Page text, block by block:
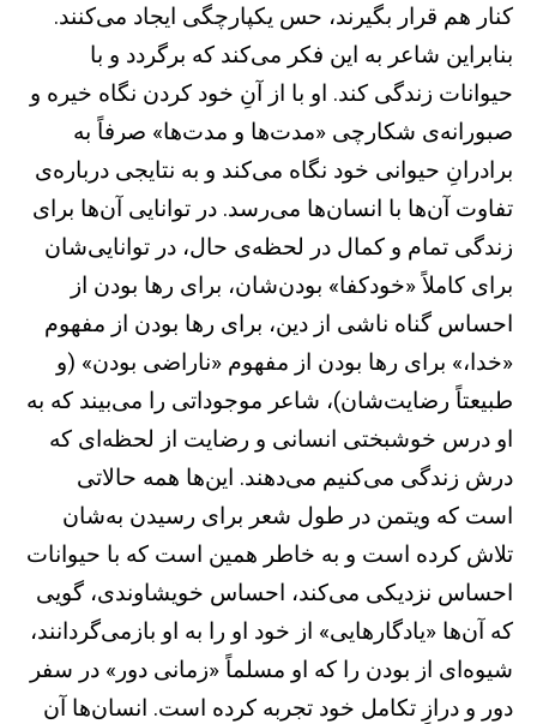
کنار هم قرار بگیرند، حس یکپارچگی ایجاد می‌کنند.
بنابراین شاعر به این فکر می‌کند که برگردد و با
حیوانات زندگی کند. او با از آنِ خود کردن نگاه خیره و
صبورانه‌ی شکارچی «مدت‌ها و مدت‌ها» صرفاً به
برادرانِ حیوانی خود نگاه می‌کند و به نتایجی درباره‌ی
تفاوت آن‌ها با انسان‌ها می‌رسد. در توانایی آن‌ها برای
زندگی تمام و کمال در لحظه‌ی حال، در توانایی‌شان
برای کاملاً «خودکفا» بودن‌شان، برای رها بودن از
احساس گناه ناشی از دین، برای رها بودن از مفهوم
«خدا،» برای رها بودن از مفهوم «ناراضی بودن» (و
طبیعتاً رضایت‌شان)، شاعر موجوداتی را می‌بیند که به
او درس خوشبختی انسانی و رضایت از لحظه‌ای که
درش زندگی می‌کنیم می‌دهند. این‌ها همه حالاتی
است که ویتمن در طول شعر برای رسیدن به‌شان
تلاش کرده است و به خاطر همین است که با حیوانات
احساس نزدیکی می‌کند، احساس خویشاوندی، گویی
که آن‌ها «یادگارهایی» از خود او را به او بازمی‌گردانند،
شیوه‌ای از بودن را که او مسلماً «زمانی دور» در سفر
دور و درازِ تکامل خود تجربه کرده است. انسان‌ها آن